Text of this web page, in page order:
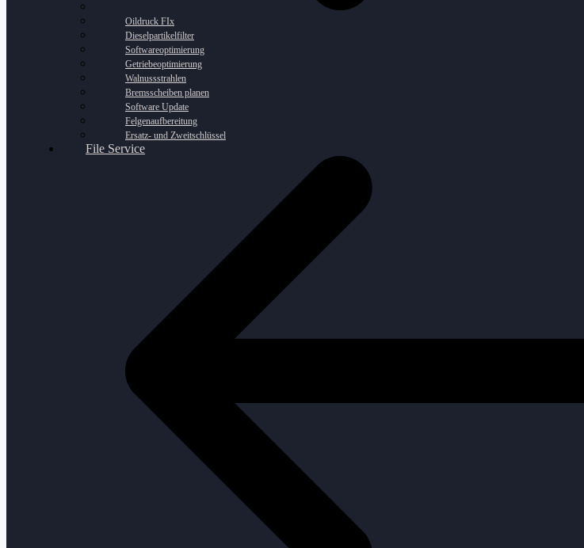
Oildruck FIx
Dieselpartikelfilter
Softwareoptimierung
Getriebeoptimierung
Walnussstrahlen
Bremsscheiben planen
Software Update
Felgenaufbereitung
Ersatz- und Zweitschlüssel
File Service